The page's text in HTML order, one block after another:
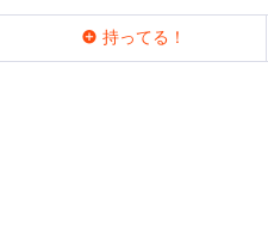
持ってる！